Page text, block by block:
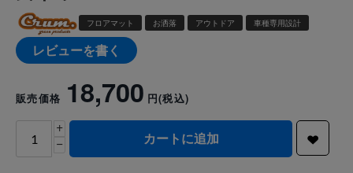
フロアマット お洒落 アウトドア 車種専用設計
レビューを書く
販売価格 18,700 円(税込)
+
−
カートに追加